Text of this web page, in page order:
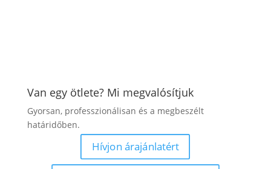
Van egy ötlete? Mi megvalósítjuk
Gyorsan, professzionálisan és a megbeszélt
határidőben.
Hívjon árajánlatért